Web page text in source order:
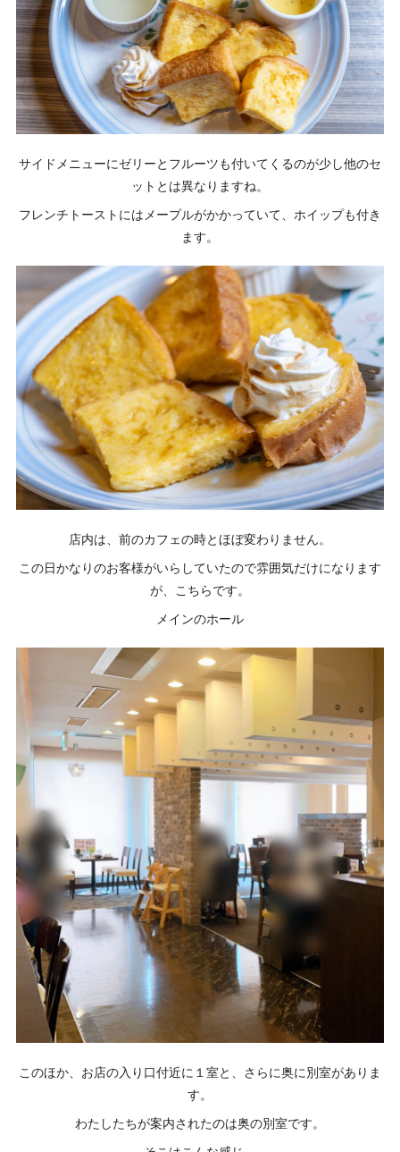
サイドメニューにゼリーとフルーツも付いてくるのが少し他のセ
ットとは異なりますね。
フレンチトーストにはメープルがかかっていて、ホイップも付き
ます。
店内は、前のカフェの時とほぼ変わりません。
この日かなりのお客様がいらしていたので雰囲気だけになります
が、こちらです。
メインのホール
このほか、お店の入り口付近に１室と、さらに奥に別室がありま
す。
わたしたちが案内されたのは奥の別室です。